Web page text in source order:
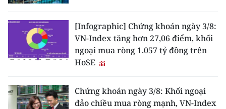
[Infographic] Chứng khoán ngày 3/8:
VN-Index tăng hơn 27,06 điểm, khối
ngoại mua ròng 1.057 tỷ đồng trên
HoSE
Chứng khoán ngày 3/8: Khối ngoại
đảo chiều mua ròng mạnh, VN-Index